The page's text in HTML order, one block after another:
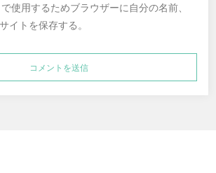
使用するためブラウザーに自分の名前、
イトを保存する。